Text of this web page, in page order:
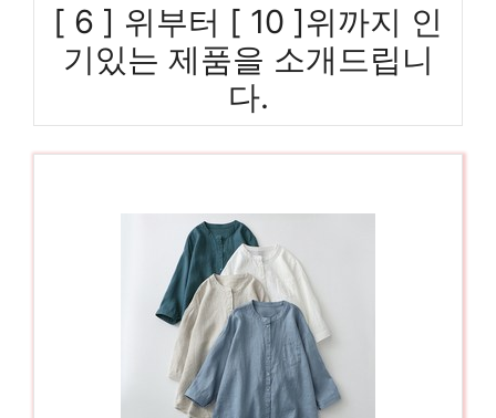
[ 6 ] 위부터 [ 10 ]위까지 인
기있는 제품을 소개드립니
다.